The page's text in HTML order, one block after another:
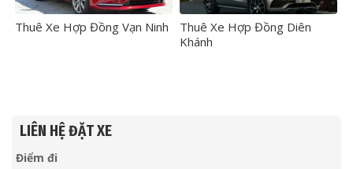
Thuê Xe Hợp Đồng Vạn Ninh
Thuê Xe Hợp Đồng Diên
Khánh
LIÊN HỆ ĐẶT XE
Điểm đi